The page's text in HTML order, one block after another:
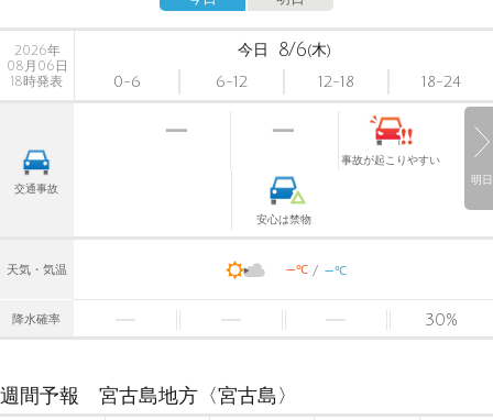
明日
2026年
08月06日
18時発表
今日 8/6(木)
0-6
6-12 12-18 18-24
交通事故
事故が起こりやすい
安心は禁物
天気・気温 -℃ -℃
降水確率 30%
週間予報 宮古島地方〈宮古島〉